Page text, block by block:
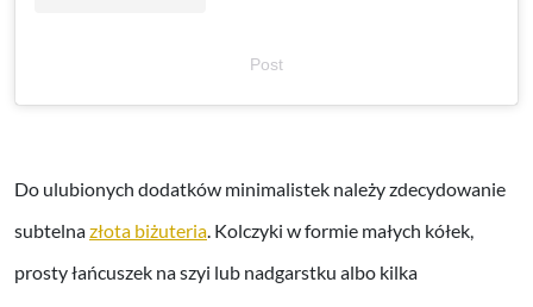
Post
Do ulubionych dodatków minimalistek należy zdecydowanie
subtelnazłota biżuteria. Kolczyki w formie małych kółek,
prosty łańcuszek na szyi lub nadgarstku albo kilka